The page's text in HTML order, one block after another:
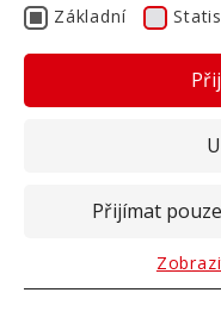
VSH
Rychlá výměna
Vyšší pracovní
jízdy až 15 km/h.
Díky vysokému
lze z pole
Základní
Přijímat
Základní soubory